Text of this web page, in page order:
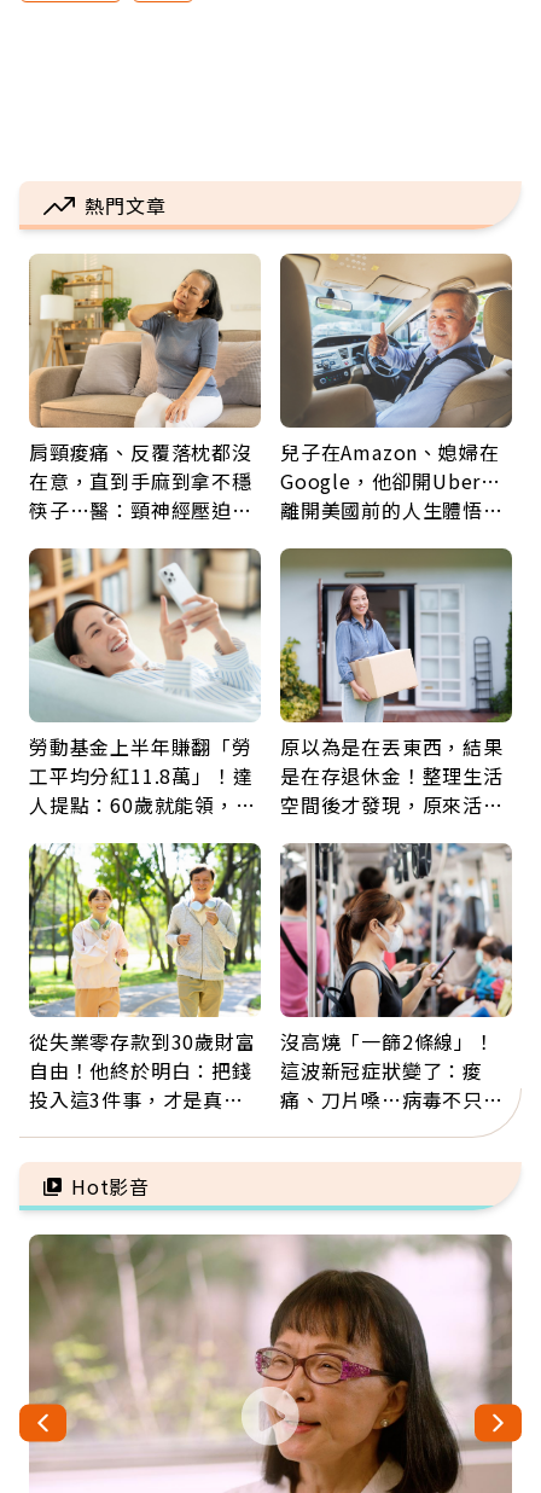
熱門文章
肩頸痠痛、反覆落枕都沒
在意，直到手麻到拿不穩
筷子…醫：頸神經壓迫上
鍵
兒子在Amazon、媳婦在
Google，他卻開Uber…
離開美國前的人生體悟：
勞動基金上半年賺翻「勞
工平均分紅11.8萬」！達
人提點：60歲就能領，重
原以為是在丟東西，結果
是在存退休金！整理生活
空間後才發現，原來活得
從失業零存款到30歲財富
自由！他終於明白：把錢
投入這3件事，才是真正
沒高燒「一篩2條線」！
這波新冠症狀變了：痠
痛、刀片嗓…病毒不只攻
肺，三高族恐引發全身血
管發炎
Hot影音